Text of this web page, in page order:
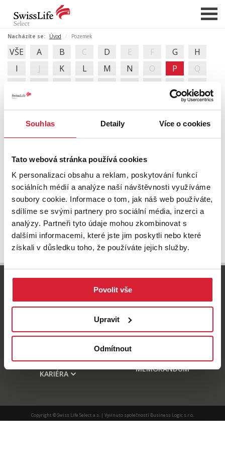
Souhlas Detaily Více o cookies
Tato webová stránka používá cookies
K personalizaci obsahu a reklam, poskytování funkcí
sociálních médií a analýze naší návštěvnosti využíváme
soubory cookie. Informace o tom, jak náš web používáte,
sdílíme se svými partnery pro sociální média, inzerci a
analýzy. Partneři tyto údaje mohou zkombinovat s
dalšími informacemi, které jste jim poskytli nebo které
získali v důsledku toho, že používáte jejich služby.
Povolit vše
Upravit
Odmítnout
NABÍDKA NEMOVITOSTÍ
CHCI PRODAT / PRONAJMOUT
CHCI OCENIT NEMOVITOST
O NÁS
REFERENCE
SLUŽBY
KARIÉRA
FINANCOVÁNÍ / HYPOTÉKA
KONTAKT
Nacházíte se: Úvod Pozemek
VŠE A B C D E F G
H
I
J K L M N O P
Q
R
S T U V W X Y Z
Pozemek
Pozemek je část zemského povrchu s přesně určenými
pozemky...).
Katastr nemovitostí dělí pozemky dle druhů na:
zastavěné plochy a nádvoří;
lesní pozemky;
vodní plochy;
ostatní plochy;
a zemědělské pozemky (orná půda, chmelnice,
vinice, zahrady, ovocné sady a trvalé travní
porosty).
800 77 55 77
info-reality@swisslifeselect.cz
NABÍDKA
SLUŽBY
KARIÉRA
HYPOTÉKY
INFORMAČNÍ
MEMORANDUM
Copyright © Swiss Life Select a.s. | Vyvinuto společností Business Logic s.r.o.